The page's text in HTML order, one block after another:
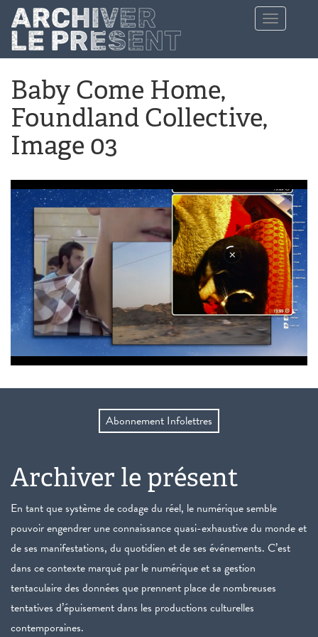
Aller au contenu principal
Toggle
navigation
Baby Come Home,
Foundland Collective,
Image 03
Abonnement Infolettres
Archiver le présent
En tant que système de codage du réel, le numérique semble
pouvoir engendrer une connaissance quasi-exhaustive du monde et
de ses manifestations, du quotidien et de ses événements. C’est
dans ce contexte marqué par le numérique et sa gestion
tentaculaire des données que prennent place de nombreuses
tentatives d’épuisement dans les productions culturelles
contemporaines.